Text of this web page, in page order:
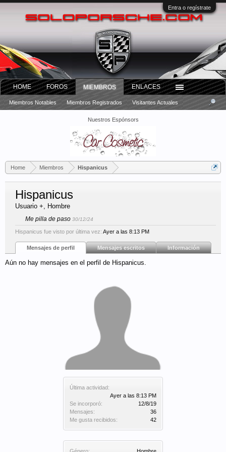
Entra o regístrate
Nuestros Espónsors
Home Miembros Hispanicus
Última actividad:
Ayer a las 8:13 PM
Se incorporó:
12/8/19
Mensajes:
36
Me gusta recibidos:
42
Hispanicus
Usuario +, Hombre
Me pilla de paso 30/12/24
Hispanicus fue visto por última vez: Ayer a las 8:13 PM
Mensajes de perfil Mensajes escritos Información
Aún no hay mensajes en el perfil de Hispanicus.
HOME FOROS MIEMBROS
Miembros Notables Miembros Registrados Visitantes Actuales
ENLACES